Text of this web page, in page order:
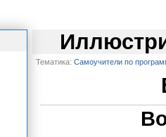
Тематика: Самоучители по